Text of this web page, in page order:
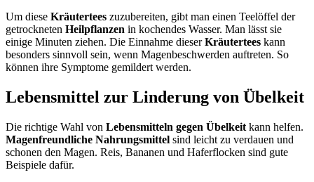
Um diese Kräutertees zuzubereiten, gibt man einen Teelöffel der
getrockneten Heilpflanzen in kochendes Wasser. Man lässt sie
einige Minuten ziehen. Die Einnahme dieserKräutertees kann
besonders sinnvoll sein, wenn Magenbeschwerden auftreten. So
können ihre Symptome gemildert werden.
Lebensmittel zur Linderung von Übelkeit
Die richtige Wahl von Lebensmitteln gegen Übelkeit kann helfen.
Magenfreundliche Nahrungsmittel sind leicht zu verdauen und
schonen den Magen. Reis, Bananen und Haferflocken sind gute
Beispiele dafür.